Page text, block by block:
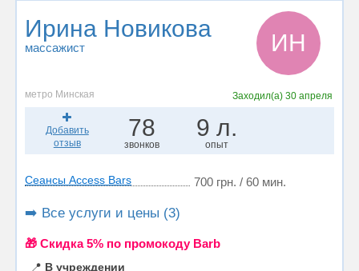
Ирина Новикова
массажист ИН
метро Минская Заходил(а)30 апреля
Добавить
отзыв
78
звонков
9 л.
опыт
Сеансы Access Bars 700 грн. / 60 мин.
➡️ Все услуги и цены (3)
🎁 Cкидка 5% по промокоду Barb
📍 В учреждении